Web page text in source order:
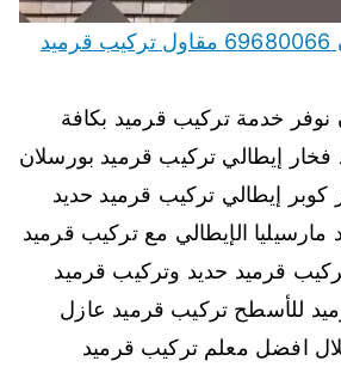
تركيب قرميد العيون 69680066 مقاول تركيب قرميد
نوفر خدمة تركيب قرميد بكافة
فخار إيطالي تركيب قرميد بورسلان
كوبر إيطالي تركيب قرميد حديد
الإيطالي مع تركيب قرميد
تركيب قرميد حديد وتركيب قرميد
للأسطح تركيب قرميد عازل
افضل معلم تركيب قرميد